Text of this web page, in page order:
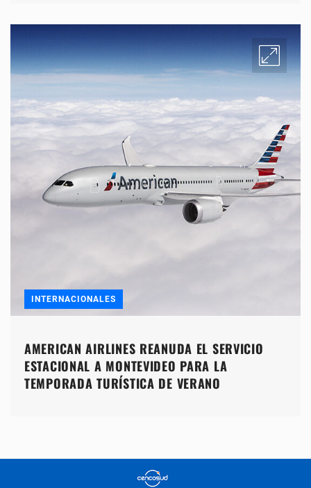
INTERNACIONALES
AMERICAN AIRLINES REANUDA EL SERVICIO
ESTACIONAL A MONTEVIDEO PARA LA
TEMPORADA TURÍSTICA DE VERANO